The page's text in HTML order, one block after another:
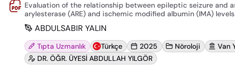
Evaluation of the relationship between epileptic seizure and
arylesterase (ARE) and ischemic modified albumin (IMA) levels
ABDULSABIR YALIN
Tıpta Uzmanlık Türkçe 2025 Nöroloji Van
DR. ÖĞR. ÜYESİ ABDULLAH YILGÖR